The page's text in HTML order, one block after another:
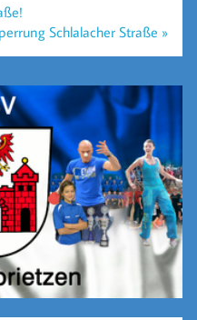
Schlalacher Straße »